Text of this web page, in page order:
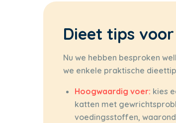
Dieet tips
Nu we hebben besproken
we enkele praktische
Hoogwaardig voer: kies
katten met
voedingsstoffen,